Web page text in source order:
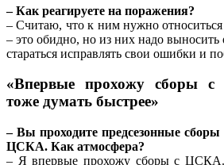
– Как реагируете на поражения?
– Считаю, что к ним нужно
– это обидно, но из них надо выносить
стараться исправлять свои ошибки и
«Впервые прохожу сборы
тоже думать быстрее»
– Вы проходите предсезонные
ЦСКА. Как атмосфера?
– Я впервые прохожу сборы с ЦСКА.